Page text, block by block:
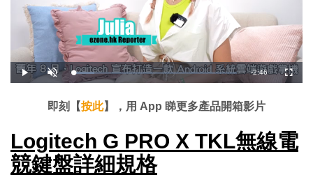
播
放
開
啟
載
入
:
1
%
剩
時
間
-2:46
全
螢
即刻【按此】，用 App 睇更多產品開箱影片
Logitech G PRO X TKL無線電
競鍵盤詳細規格